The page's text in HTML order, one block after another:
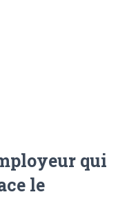
qui
le